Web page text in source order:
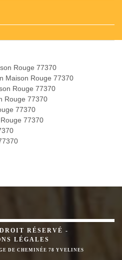
Rouge 77370
Maison Rouge 77370
Rouge 77370
Rouge 77370
77370
77370
RÉSERVÉ -
LÉGALES
DE CHEMINÉE 78 YVELINES